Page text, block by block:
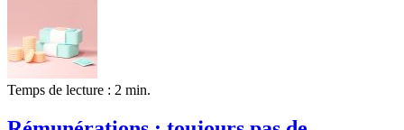
Temps de lecture : 2 min.